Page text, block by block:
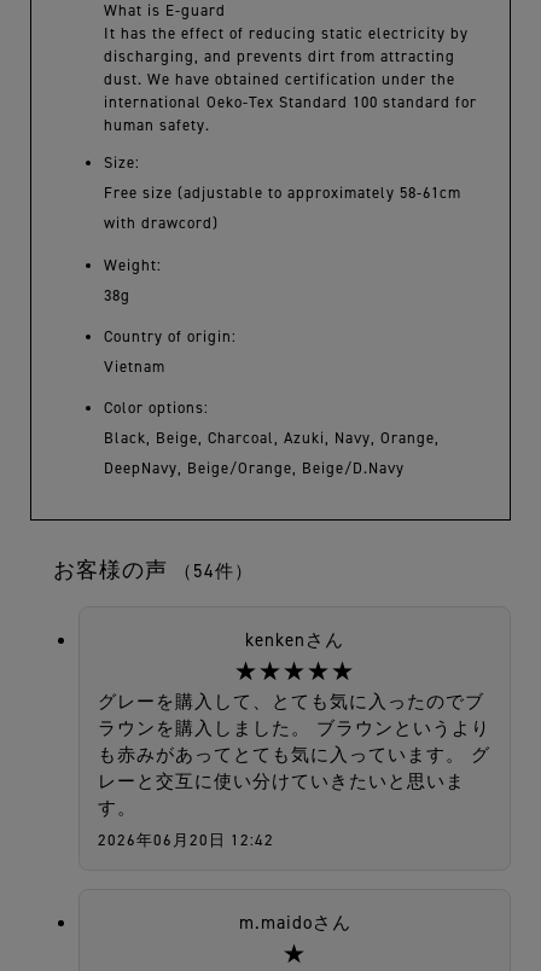
What is E-guard
It has the effect of reducing static electricity by
discharging, and prevents dirt from attracting
dust. We have obtained certification under the
international Oeko-Tex Standard 100 standard for
human safety.
Size:
Free size (adjustable to approximately 58-61cm
with drawcord)
Weight:
38g
Country of origin:
Vietnam
Color options:
Black, Beige, Charcoal, Azuki, Navy, Orange,
DeepNavy, Beige/Orange, Beige/D.Navy
お客様の声 （54件）
kenkenさん
★★★★★
グレーを購入して、とても気に入ったのでブ
ラウンを購入しました。 ブラウンというより
も赤みがあってとても気に入っています。 グ
レーと交互に使い分けていきたいと思いま
す。
2026年06月20日 12:42
m.maidoさん
★